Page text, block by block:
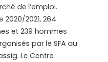
de l’emploi.
2020/2021, 264
et 239 hommes
par le SFA au
Le Centre